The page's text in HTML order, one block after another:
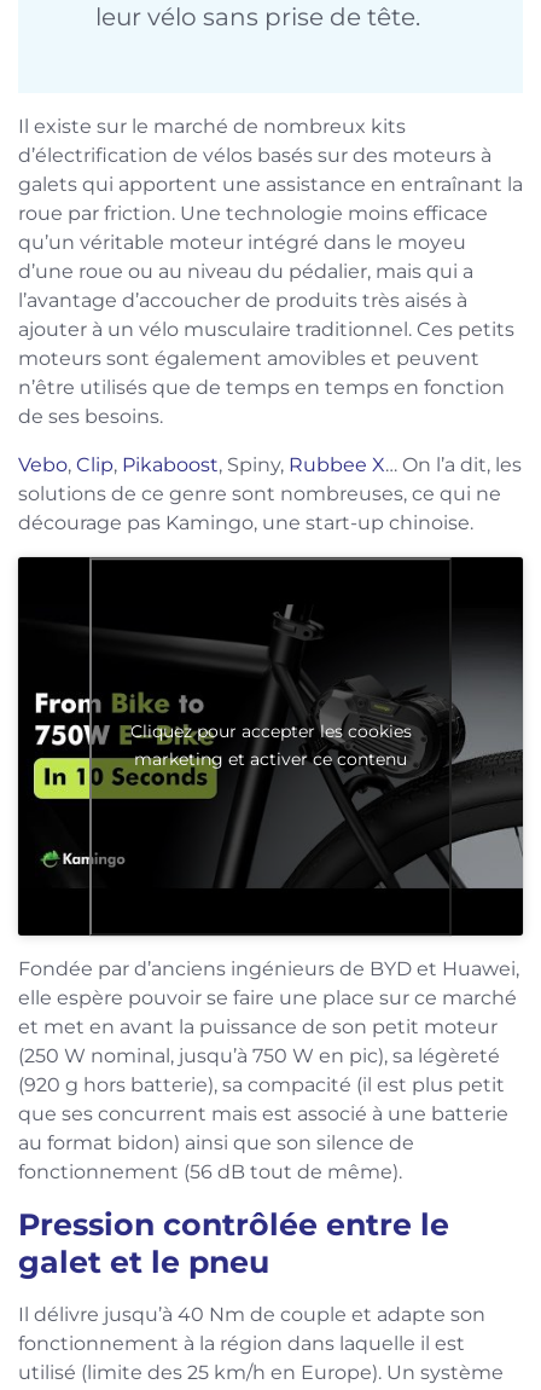
leur vélo sans prise de tête.
Il existe sur le marché de nombreux kits
d’électrification de vélos basés sur des moteurs à
galets qui apportent une assistance en entraînant la
roue par friction. Une technologie moins efficace
qu’un véritable moteur intégré dans le moyeu
d’une roue ou au niveau du pédalier, mais qui a
l’avantage d’accoucher de produits très aisés à
ajouter à un vélo musculaire traditionnel. Ces petits
moteurs sont également amovibles et peuvent
n’être utilisés que de temps en temps en fonction
de ses besoins.
Vebo, Clip, Pikaboost, Spiny, Rubbee X… On l’a dit, les
solutions de ce genre sont nombreuses, ce qui ne
décourage pas Kamingo, une start-up chinoise.
Cliquez pour accepter les cookies
marketing et activer ce contenu
Fondée par d’anciens ingénieurs de BYD et Huawei,
elle espère pouvoir se faire une place sur ce marché
et met en avant la puissance de son petit moteur
(250 W nominal, jusqu’à 750 W en pic), sa légèreté
(920 g hors batterie), sa compacité (il est plus petit
que ses concurrent mais est associé à une batterie
au format bidon) ainsi que son silence de
fonctionnement (56 dB tout de même).
Pression contrôlée entre le
galet et le pneu
Il délivre jusqu’à 40 Nm de couple et adapte son
fonctionnement à la région dans laquelle il est
utilisé (limite des 25 km/h en Europe). Un système